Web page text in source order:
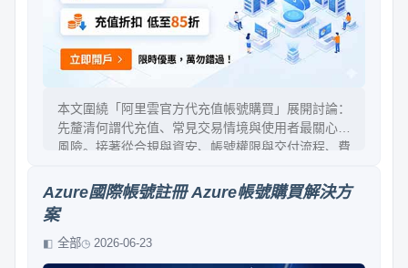
本文圍繞「阿里雲官方代充值帳號購買」展開討論：
先釐清何謂代充值、常見交易情境與使用者最關心的
風險。接著從合規與資安、帳號權限與交付流程、費
檢查清單。最後給出實操建議：如何在不影響業務的
前提下，降低不必要的不確定性，並把成本管控做到
可追溯。
Azure國際帳號註冊 Azure帳號購買解決方
案
全部 2026-06-23